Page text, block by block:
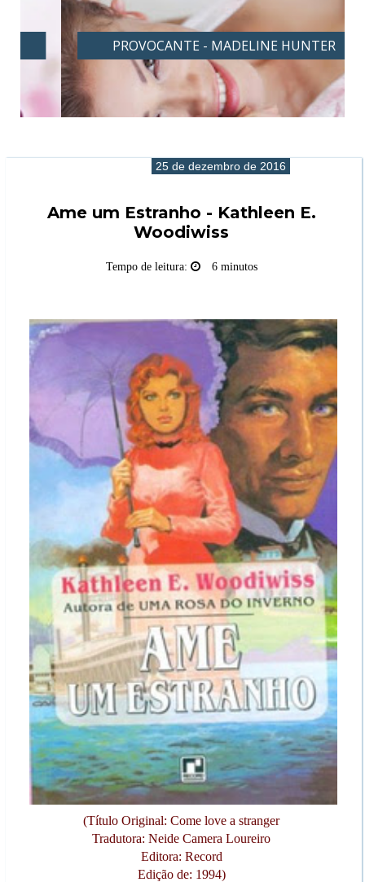
PROVOCANTE - MADELINE HUNTER
25 de dezembro de 2016
Ame um Estranho - Kathleen E.
Woodiwiss
Tempo de leitura: 6 minutos
(Título Original: Come love a stranger
Tradutora: Neide Camera Loureiro
Editora: Record
Edição de: 1994)